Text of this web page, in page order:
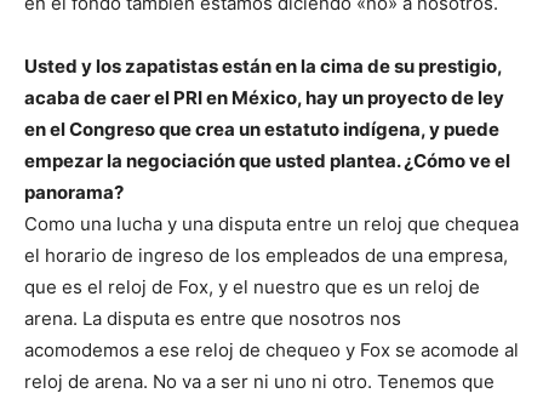
Usted y los zapatistas están en la cima de su prestigio,
acaba de caer el PRI en México, hay un proyecto de ley
en el Congreso que crea un estatuto indígena, y puede
empezar la negociación que usted plantea. ¿Cómo ve el
panorama?
Como una lucha y una disputa entre un reloj que chequea
el horario de ingreso de los empleados de una empresa,
que es el reloj de Fox, y el nuestro que es un reloj de
arena. La disputa es entre que nosotros nos
acomodemos a ese reloj de chequeo y Fox se acomode al
reloj de arena. No va a ser ni uno ni otro. Tenemos que